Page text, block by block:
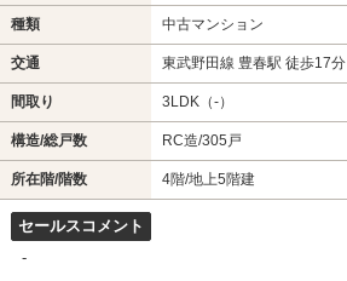
種類 中古マンション
交通 東武野田線 豊春駅 徒歩17分
間取り 3LDK（-）
構造/総戸数 RC造/305戸
所在階/階数 4階/地上5階建
セールスコメント
-